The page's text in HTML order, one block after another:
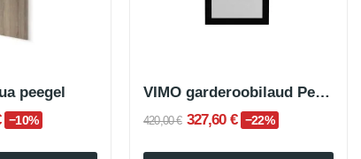
peegel
−10%
VIMO garderoobilaud Peegel koos kandikuga
420,00 € 327,60 € −22%